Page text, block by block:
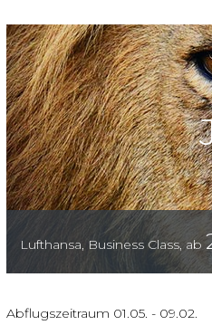
Lufthansa, Business Class, ab
Abflugszeitraum 01.05. - 09.02.